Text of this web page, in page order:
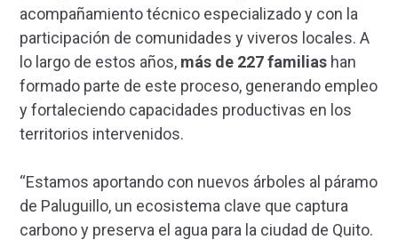
acompañamiento técnico especializado y con la
participación de comunidades y viveros locales. A
lo largo de estos años, más de 227 familias han
formado parte de este proceso, generando empleo
y fortaleciendo capacidades productivas en los
territorios intervenidos.
“Estamos aportando con nuevos árboles al páramo
de Paluguillo, un ecosistema clave que captura
carbono y preserva el agua para la ciudad de Quito.